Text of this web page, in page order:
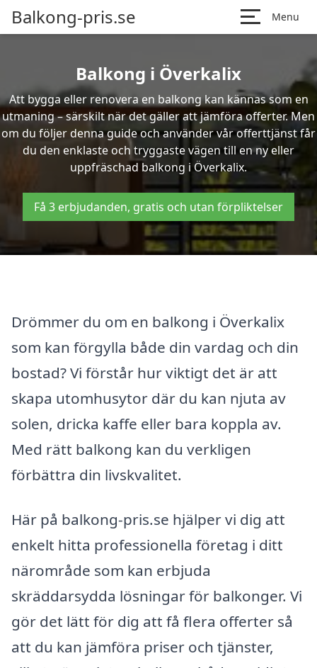
Balkong-pris.se Menu
Balkong i Överkalix
Att bygga eller renovera en balkong kan kännas som en
utmaning – särskilt när det gäller att jämföra offerter. Men
om du följer denna guide och använder vår offerttjänst får
du den enklaste och tryggaste vägen till en ny eller
uppfräschad balkong i Överkalix.
Få 3 erbjudanden, gratis och utan förpliktelser
Drömmer du om en balkong i Överkalix
som kan förgylla både din vardag och din
bostad? Vi förstår hur viktigt det är att
skapa utomhusytor där du kan njuta av
solen, dricka kaffe eller bara koppla av.
Med rätt balkong kan du verkligen
förbättra din livskvalitet.
Här på balkong-pris.se hjälper vi dig att
enkelt hitta professionella företag i ditt
närområde som kan erbjuda
skräddarsydda lösningar för balkonger. Vi
gör det lätt för dig att få flera offerter så
att du kan jämföra priser och tjänster,